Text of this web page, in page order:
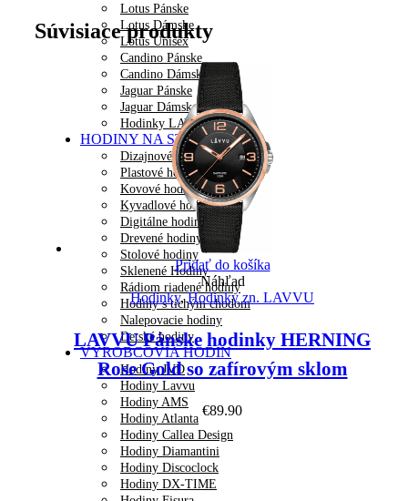
Lotus Pánske
Lotus Dámske
Lotus Unisex
Candino Pánske
Candino Dámske
Jaguar Pánske
Jaguar Dámske
Hodinky LAVVU
HODINY NA STENU
Dizajnové hodiny
Plastové hodiny
Kovové hodiny
Kyvadlové hodiny
Digitálne hodiny
Drevené hodiny
Stolové hodiny
Sklenené Hodiny
Rádiom riadené hodiny
Hodiny s tichým chodom
Nalepovacie hodiny
Detské hodiny
VÝROBCOVIA HODÍN
Hodiny JVD
Hodiny Lavvu
Hodiny AMS
Hodiny Atlanta
Hodiny Callea Design
Hodiny Diamantini
Hodiny Discoclock
Hodiny DX-TIME
Súvisiace produkty
Pridať do košíka
Náhľad
Hodinky,Hodinky zn. LAVVU
LAVVU Pánske hodinky HERNING
Rose Gold so zafírovým sklom
€89.90